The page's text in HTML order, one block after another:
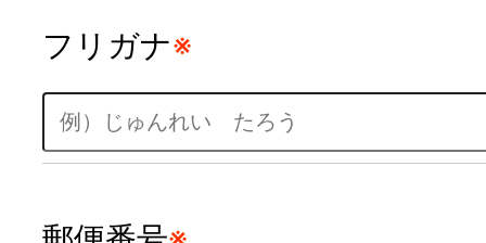
フリガナ※